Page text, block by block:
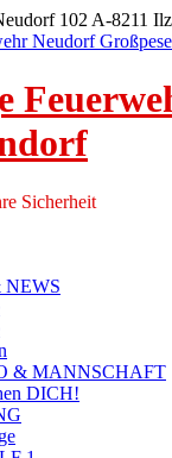
102 A-8211
Sicherheit
& MANNSCHAFT
DICH!